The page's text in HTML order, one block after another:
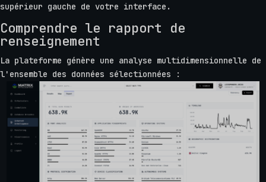
supérieur gauche de votre interface.
Comprendre le rapport de
renseignement
La plateforme génère une analyse multidimensionnelle de
l'ensemble des données sélectionnées :